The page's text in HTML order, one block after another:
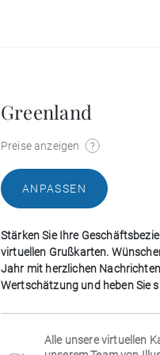
Greenland
Preise anzeigen
ANPASSEN
Stärken Sie Ihre
virtuellen Grußkarten.
Jahr mit herzlichen
Wertschätzung und heben Sie
Alle unsere virtuellen